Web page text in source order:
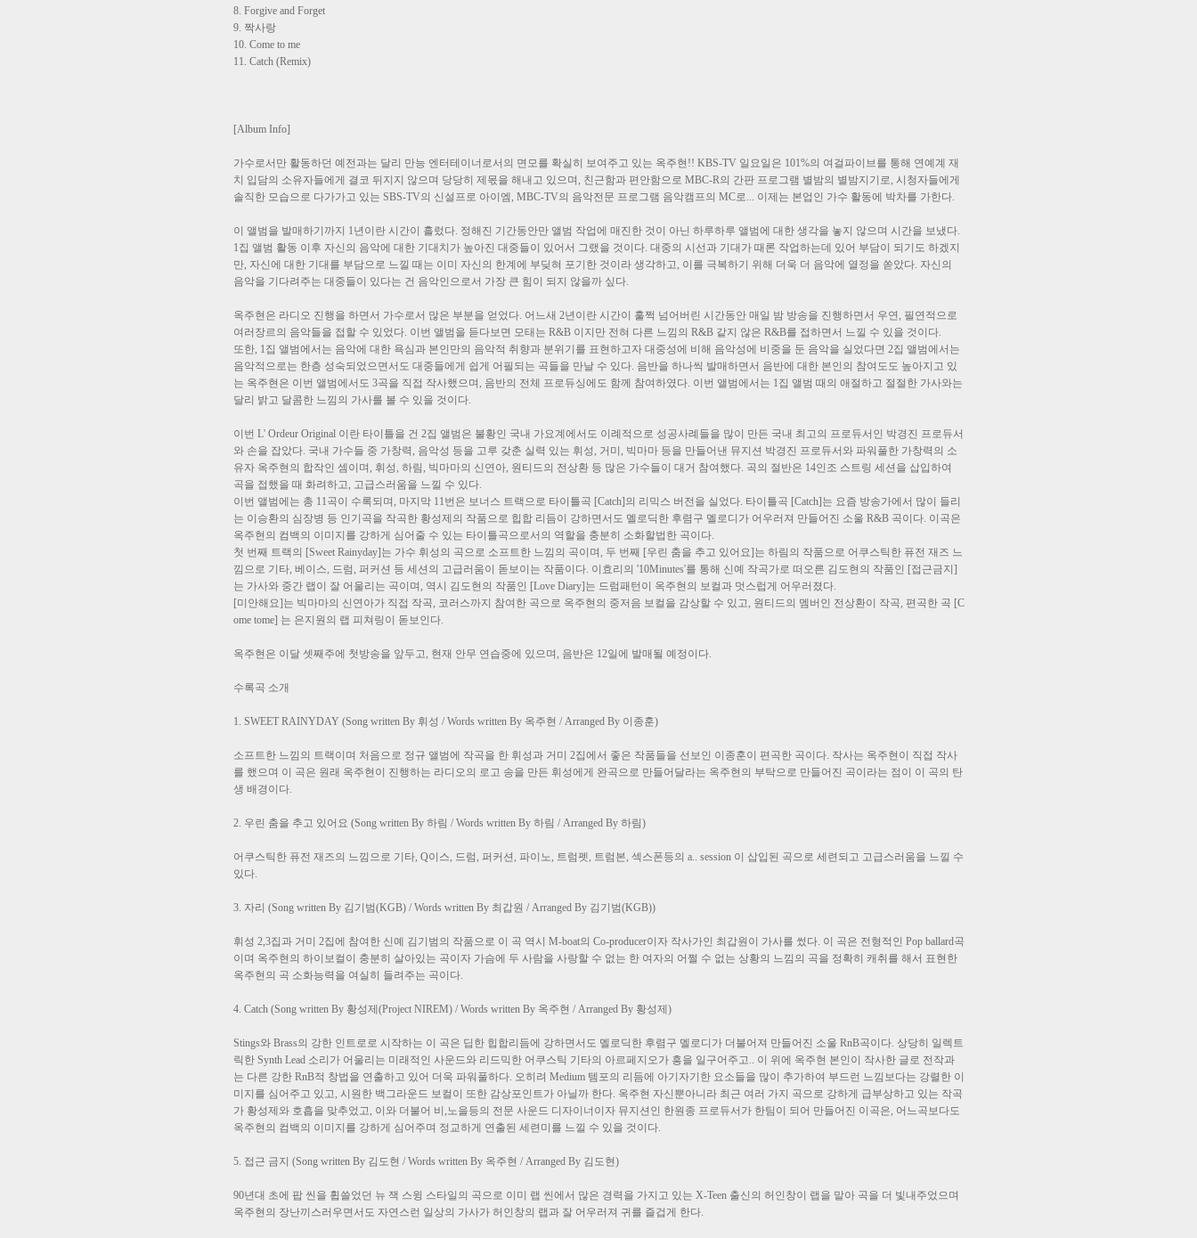
8. Forgive and Forget
9. 짝사랑
10. Come to me
11. Catch (Remix)
[Album Info]
가수로서만 활동하던 예전과는 달리 만능 엔터테이너로서의 면모를 확실히 보여주고 있는 옥주현!! KBS-TV 일요일은 101%의 여걸파이브를 통해 연예계 재
치 입담의 소유자들에게 결코 뒤지지 않으며 당당히 제몫을 해내고 있으며, 친근함과 편안함으로 MBC-R의 간판 프로그램 별밤의 별밤지기로, 시청자들에게
솔직한 모습으로 다가가고 있는 SBS-TV의 신설프로 아이엠, MBC-TV의 음악전문 프로그램 음악캠프의 MC로... 이제는 본업인 가수 활동에 박차를 가한다.
이 앨범을 발매하기까지 1년이란 시간이 흘렀다. 정해진 기간동안만 앨범 작업에 매진한 것이 아닌 하루하루 앨범에 대한 생각을 놓지 않으며 시간을 보냈다.
1집 앨범 활동 이후 자신의 음악에 대한 기대치가 높아진 대중들이 있어서 그랬을 것이다. 대중의 시선과 기대가 때론 작업하는데 있어 부담이 되기도 하겠지
만, 자신에 대한 기대를 부담으로 느낄 때는 이미 자신의 한계에 부딪혀 포기한 것이라 생각하고, 이를 극복하기 위해 더욱 더 음악에 열정을 쏟았다. 자신의
음악을 기다려주는 대중들이 있다는 건 음악인으로서 가장 큰 힘이 되지 않을까 싶다.
옥주현은 라디오 진행을 하면서 가수로서 많은 부분을 얻었다. 어느새 2년이란 시간이 훌쩍 넘어버린 시간동안 매일 밤 방송을 진행하면서 우연, 필연적으로
여러장르의 음악들을 접할 수 있었다. 이번 앨범을 듣다보면 모태는 R&B 이지만 전혀 다른 느낌의 R&B 같지 않은 R&B를 접하면서 느낄 수 있을 것이다.
또한, 1집 앨범에서는 음악에 대한 욕심과 본인만의 음악적 취향과 분위기를 표현하고자 대중성에 비해 음악성에 비중을 둔 음악을 실었다면 2집 앨범에서는
음악적으로는 한층 성숙되었으면서도 대중들에게 쉽게 어필되는 곡들을 만날 수 있다. 음반을 하나씩 발매하면서 음반에 대한 본인의 참여도도 높아지고 있
는 옥주현은 이번 앨범에서도 3곡을 직접 작사했으며, 음반의 전체 프로듀싱에도 함께 참여하였다. 이번 앨범에서는 1집 앨범 때의 애절하고 절절한 가사와는
달리 밝고 달콤한 느낌의 가사를 볼 수 있을 것이다.
이번 L' Ordeur Original 이란 타이틀을 건 2집 앨범은 불황인 국내 가요계에서도 이례적으로 성공사례들을 많이 만든 국내 최고의 프로듀서인 박경진 프로듀서
와 손을 잡았다. 국내 가수들 중 가창력, 음악성 등을 고루 갖춘 실력 있는 휘성, 거미, 빅마마 등을 만들어낸 뮤지션 박경진 프로듀서와 파워풀한 가창력의 소
유자 옥주현의 합작인 셈이며, 휘성, 하림, 빅마마의 신연아, 원티드의 전상환 등 많은 가수들이 대거 참여했다. 곡의 절반은 14인조 스트링 세션을 삽입하여
곡을 접했을 때 화려하고, 고급스러움을 느낄 수 있다.
이번 앨범에는 총 11곡이 수록되며, 마지막 11번은 보너스 트랙으로 타이틀곡 [Catch]의 리믹스 버전을 실었다. 타이틀곡 [Catch]는 요즘 방송가에서 많이 들리
는 이승환의 심장병 등 인기곡을 작곡한 황성제의 작품으로 힙합 리듬이 강하면서도 멜로딕한 후렴구 멜로디가 어우러져 만들어진 소울 R&B 곡이다. 이곡은
옥주현의 컴백의 이미지를 강하게 심어줄 수 있는 타이틀곡으로서의 역할을 충분히 소화할법한 곡이다.
첫 번째 트랙의 [Sweet Rainyday]는 가수 휘성의 곡으로 소프트한 느낌의 곡이며, 두 번째 [우린 춤을 추고 있어요]는 하림의 작품으로 어쿠스틱한 퓨전 재즈 느
낌으로 기타, 베이스, 드럼, 퍼커션 등 세션의 고급러움이 돋보이는 작품이다. 이효리의 '10Minutes'를 통해 신예 작곡가로 떠오른 김도현의 작품인 [접근금지]
는 가사와 중간 랩이 잘 어울리는 곡이며, 역시 김도현의 작품인 [Love Diary]는 드럼패턴이 옥주현의 보컬과 멋스럽게 어우러졌다.
[미안해요]는 빅마마의 신연아가 직접 작곡, 코러스까지 참여한 곡으로 옥주현의 중저음 보컬을 감상할 수 있고, 원티드의 멤버인 전상환이 작곡, 편곡한 곡 [C
ome tome] 는 은지원의 랩 피쳐링이 돋보인다.
옥주현은 이달 셋째주에 첫방송을 앞두고, 현재 안무 연습중에 있으며, 음반은 12일에 발매될 예정이다.
수록곡 소개
1. SWEET RAINYDAY (Song written By 휘성 / Words written By 옥주현 / Arranged By 이종훈)
소프트한 느낌의 트랙이며 처음으로 정규 앨범에 작곡을 한 휘성과 거미 2집에서 좋은 작품들을 선보인 이종훈이 편곡한 곡이다. 작사는 옥주현이 직접 작사
를 했으며 이 곡은 원래 옥주현이 진행하는 라디오의 로고 송을 만든 휘성에게 완곡으로 만들어달라는 옥주현의 부탁으로 만들어진 곡이라는 점이 이 곡의 탄
생 배경이다.
2. 우린 춤을 추고 있어요 (Song written By 하림 / Words written By 하림 / Arranged By 하림)
어쿠스틱한 퓨전 재즈의 느낌으로 기타, Q이스, 드럼, 퍼커션, 파이노, 트럼펫, 트럼본, 섹스폰등의 a.. session 이 삽입된 곡으로 세련되고 고급스러움을 느낄 수
있다.
3. 자리 (Song written By 김기범(KGB) / Words written By 최갑원 / Arranged By 김기범(KGB))
휘성 2,3집과 거미 2집에 참여한 신예 김기범의 작품으로 이 곡 역시 M-boat의 Co-producer이자 작사가인 최갑원이 가사를 썼다. 이 곡은 전형적인 Pop ballard곡
이며 옥주현의 하이보컬이 충분히 살아있는 곡이자 가슴에 두 사람을 사랑할 수 없는 한 여자의 어쩔 수 없는 상황의 느낌의 곡을 정확히 캐취를 해서 표현한
옥주현의 곡 소화능력을 여실히 들려주는 곡이다.
4. Catch (Song written By 황성제(Project NIREM) / Words written By 옥주현 / Arranged By 황성제)
Stings와 Brass의 강한 인트로로 시작하는 이 곡은 딥한 힙합리듬에 강하면서도 멜로딕한 후렴구 멜로디가 더불어져 만들어진 소울 RnB곡이다. 상당히 일렉트
릭한 Synth Lead 소리가 어울리는 미래적인 사운드와 리드믹한 어쿠스틱 기타의 아르페지오가 흥을 일구어주고.. 이 위에 옥주현 본인이 작사한 글로 전작과
는 다른 강한 RnB적 창법을 연출하고 있어 더욱 파워풀하다. 오히려 Medium 템포의 리듬에 아기자기한 요소들을 많이 추가하여 부드런 느낌보다는 강렬한 이
미지를 심어주고 있고, 시원한 백그라운드 보컬이 또한 감상포인트가 아닐까 한다. 옥주현 자신뿐아니라 최근 여러 가지 곡으로 강하게 급부상하고 있는 작곡
가 황성제와 호흡을 맞추었고, 이와 더불어 비,노을등의 전문 사운드 디자이너이자 뮤지션인 한원종 프로듀서가 한팀이 되어 만들어진 이곡은, 어느곡보다도
옥주현의 컴백의 이미지를 강하게 심어주며 정교하게 연출된 세련미를 느낄 수 있을 것이다.
5. 접근 금지 (Song written By 김도현 / Words written By 옥주현 / Arranged By 김도현)
90년대 초에 팝 씬을 휩쓸었던 뉴 잭 스윙 스타일의 곡으로 이미 랩 씬에서 많은 경력을 가지고 있는 X-Teen 출신의 허인창이 랩을 맡아 곡을 더 빛내주었으며
옥주현의 장난끼스러우면서도 자연스런 일상의 가사가 허인창의 랩과 잘 어우러져 귀를 즐겁게 한다.